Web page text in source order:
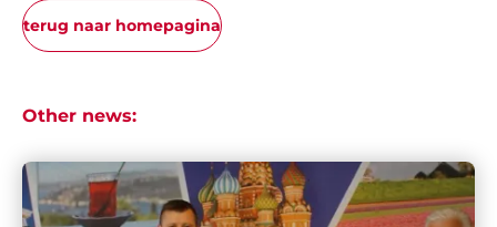
terug naar homepagina
Other news: